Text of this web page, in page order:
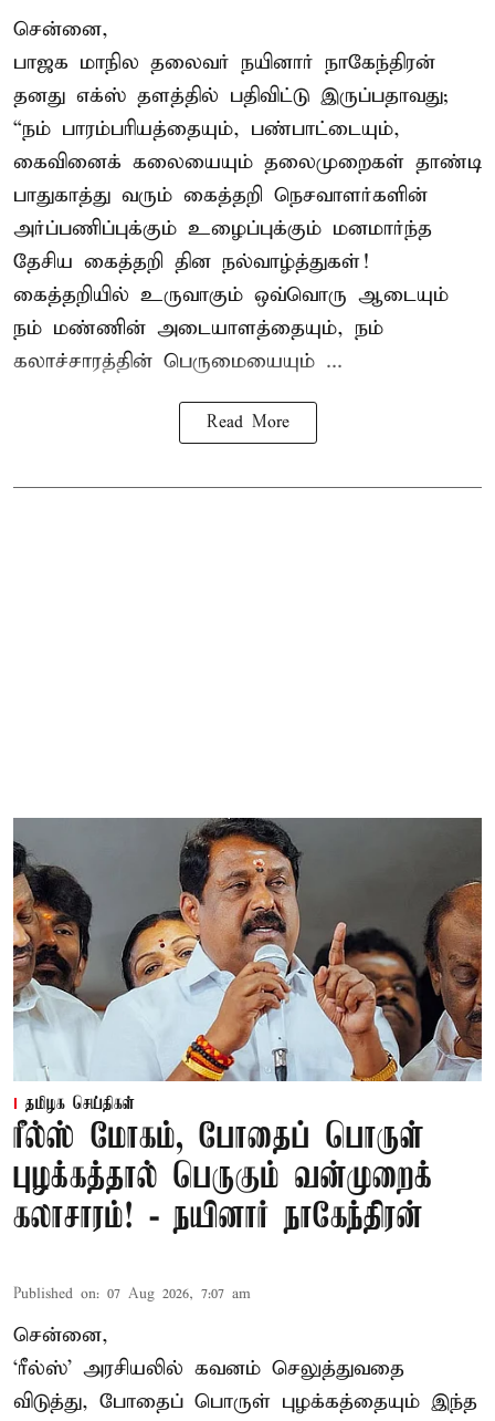
சென்னை,
பாஜக மாநில தலைவர் நயினார் நாகேந்திரன்
தனது எக்ஸ் தளத்தில் பதிவிட்டு இருப்பதாவது;
“நம் பாரம்பரியத்தையும், பண்பாட்டையும்,
கைவினைக் கலையையும் தலைமுறைகள் தாண்டி
பாதுகாத்து வரும் கைத்தறி நெசவாளர்களின்
அர்ப்பணிப்புக்கும் உழைப்புக்கும் மனமார்ந்த
தேசிய கைத்தறி தின நல்வாழ்த்துகள்!
கைத்தறியில் உருவாகும் ஒவ்வொரு ஆடையும்
நம் மண்ணின் அடையாளத்தையும், நம்
கலாச்சாரத்தின் பெருமையையும் ...
Read More
தமிழக செய்திகள்
ரீல்ஸ் மோகம், போதைப் பொருள்
புழக்கத்தால் பெருகும் வன்முறைக்
கலாசாரம்! - நயினார் நாகேந்திரன்
Published on: 07 Aug 2026, 7:07 am
சென்னை,
‘ரீல்ஸ்’ அரசியலில் கவனம் செலுத்துவதை
விடுத்து, போதைப் பொருள் புழக்கத்தையும் இந்த